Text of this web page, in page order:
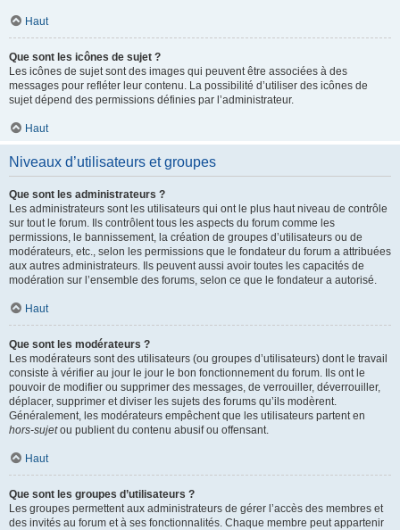
Haut
Que sont les icônes de sujet ?
Les icônes de sujet sont des images qui peuvent être associées à des
messages pour refléter leur contenu. La possibilité d’utiliser des icônes de
sujet dépend des permissions définies par l’administrateur.
Haut
Niveaux d’utilisateurs et groupes
Que sont les administrateurs ?
Les administrateurs sont les utilisateurs qui ont le plus haut niveau de contrôle
sur tout le forum. Ils contrôlent tous les aspects du forum comme les
permissions, le bannissement, la création de groupes d’utilisateurs ou de
modérateurs, etc., selon les permissions que le fondateur du forum a attribuées
aux autres administrateurs. Ils peuvent aussi avoir toutes les capacités de
modération sur l’ensemble des forums, selon ce que le fondateur a autorisé.
Haut
Que sont les modérateurs ?
Les modérateurs sont des utilisateurs (ou groupes d’utilisateurs) dont le travail
consiste à vérifier au jour le jour le bon fonctionnement du forum. Ils ont le
pouvoir de modifier ou supprimer des messages, de verrouiller, déverrouiller,
déplacer, supprimer et diviser les sujets des forums qu’ils modèrent.
Généralement, les modérateurs empêchent que les utilisateurs partent en
hors-sujetou publient du contenu abusif ou offensant.
Haut
Que sont les groupes d’utilisateurs ?
Les groupes permettent aux administrateurs de gérer l’accès des membres et
des invités au forum et à ses fonctionnalités. Chaque membre peut appartenir